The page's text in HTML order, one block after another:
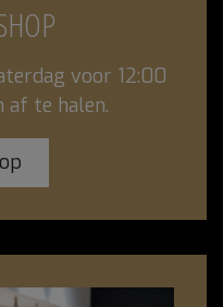
voor 12:00
af te halen.